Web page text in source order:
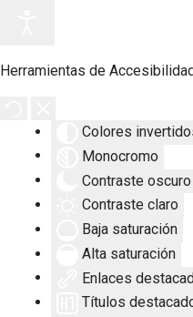
Herramientas de
Colores
Monocromo
Contraste oscuro
Contraste claro
Baja saturación
Alta saturación
Enlaces
Títulos